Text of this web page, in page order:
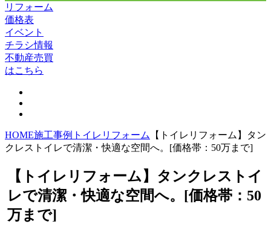
リフォーム
価格表
イベント
チラシ情報
不動産売買
はこちら
HOME施工事例 トイレリフォーム
【トイレリフォーム】タン
クレストイレで清潔・快適な空間へ。[価格帯：50万まで]
【トイレリフォーム】タンクレストイ
レで清潔・快適な空間へ。[価格帯：50
万まで]